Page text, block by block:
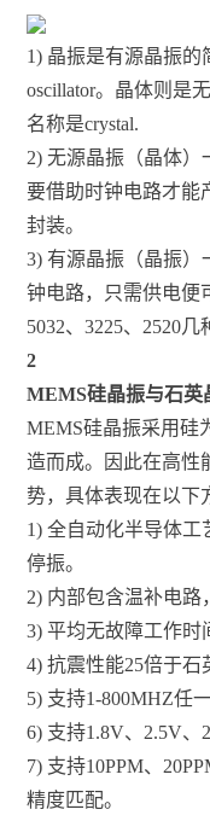
1) 晶振是有源晶振
oscillator。晶体则是
名称是crystal.
2) 无源晶振（晶体
要借助时钟电路才能
封装。
3) 有源晶振（晶振
钟电路，只需供电便
5032、3225、2520几
2
MEMS硅晶振与石英
MEMS硅晶振采用硅
造而成。因此在高性
势，具体表现在以下
1) 全自动化半导体
停振。
2) 内部包含温补电
3) 平均无故障工作时
4) 抗震性能25倍于石
5) 支持1-800MHZ任
6) 支持1.8V、2.5V、
7) 支持10PPM、
精度匹配。